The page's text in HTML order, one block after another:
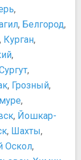
Д-2
купить билет в
,
, Белгород,
, Курган,
,
,
, Грозный,
,
, Йошкар-
, Шахты,
Оскол,